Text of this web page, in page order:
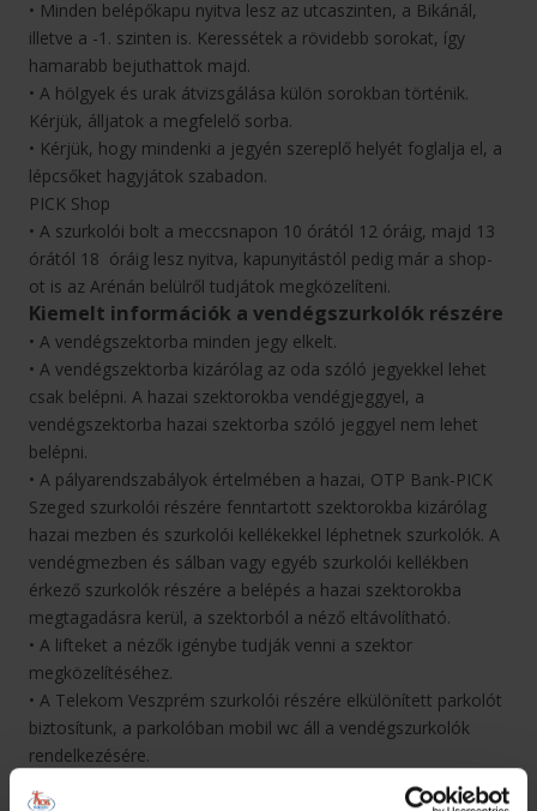
• Minden belépőkapu nyitva lesz az utcaszinten, a Bikánál,
illetve a -1. szinten is. Keressétek a rövidebb sorokat, így
hamarabb bejuthattok majd.
• A hölgyek és urak átvizsgálása külön sorokban történik.
Kérjük, álljatok a megfelelő sorba.
• Kérjük, hogy mindenki a jegyén szereplő helyét foglalja el, a
lépcsőket hagyjátok szabadon.
PICK Shop
• A szurkolói bolt a meccsnapon 10 órától 12 óráig, majd 13
órától 18 óráig lesz nyitva, kapunyitástól pedig már a shop-
ot is az Arénán belülről tudjátok megközelíteni.
Kiemelt információk a vendégszurkolók részére
• A vendégszektorba minden jegy elkelt.
• A vendégszektorba kizárólag az oda szóló jegyekkel lehet
csak belépni. A hazai szektorokba vendégjeggyel, a
vendégszektorba hazai szektorba szóló jeggyel nem lehet
belépni.
• A pályarendszabályok értelmében a hazai, OTP Bank-PICK
Szeged szurkolói részére fenntartott szektorokba kizárólag
hazai mezben és szurkolói kellékekkel léphetnek szurkolók. A
vendégmezben és sálban vagy egyéb szurkolói kellékben
érkező szurkolók részére a belépés a hazai szektorokba
megtagadásra kerül, a szektorból a néző eltávolítható.
• A lifteket a nézők igénybe tudják venni a szektor
megközelítéséhez.
• A Telekom Veszprém szurkolói részére elkülönített parkolót
biztosítunk, a parkolóban mobil wc áll a vendégszurkolók
rendelkezésére.
• A vendégszurkolói mosdók a PICK Aréna második emeletén